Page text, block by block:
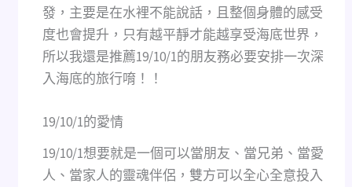
發，主要是在水裡不能說話，且整個身體的感受
度也會提升，只有越平靜才能越享受海底世界，
所以我還是推薦19/10/1的朋友務必要安排一次深
入海底的旅行唷！！
19/10/1的愛情
19/10/1想要就是一個可以當朋友、當兄弟、當愛
人、當家人的靈魂伴侶，雙方可以全心全意投入